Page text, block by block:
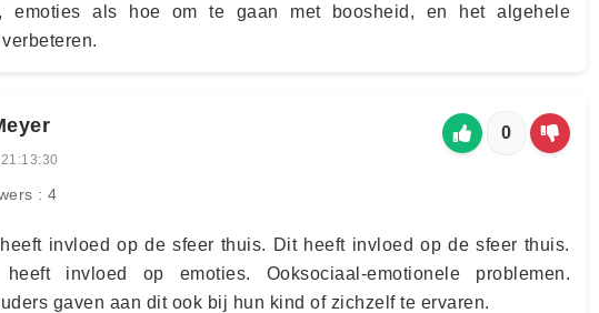
emoties als hoe om te gaan met boosheid, en het algehele
: 4
0
invloed op de sfeer thuis. Dit heeft invloed op de sfeer thuis.
heeft invloed op emoties. Ooksociaal-emotionele problemen.
gaven aan dit ook bij hun kind of zichzelf te ervaren.